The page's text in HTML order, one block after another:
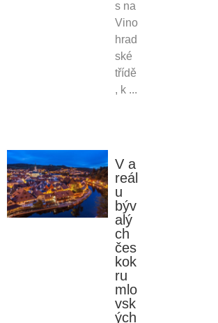
s na
Vino
hrad
ské
třídě
, k ...
V a
reál
u
býv
alý
ch
čes
kok
ru
mlo
vsk
ých